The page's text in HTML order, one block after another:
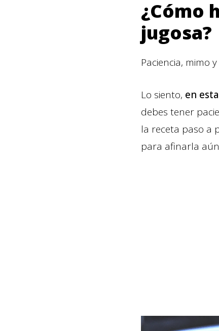
¿Cómo
jugosa?
Paciencia, mimo
Lo siento, en
debes tener
la receta paso a
para afinarla